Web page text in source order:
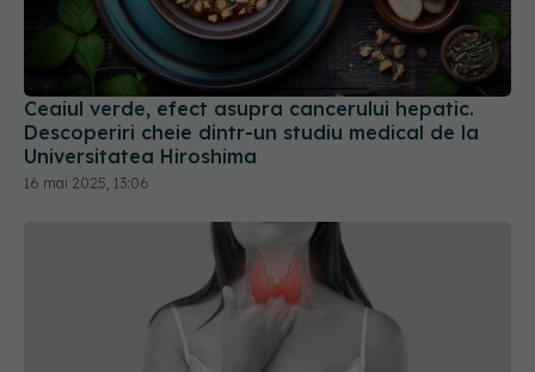
Ceaiul verde, efect asupra cancerului hepatic.
Descoperiri cheie dintr-un studiu medical de la
Universitatea Hiroshima
16 mai 2025, 13:06